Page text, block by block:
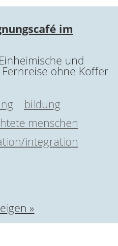
im
und
ohne Koffer
bildung
menschen
integration
»